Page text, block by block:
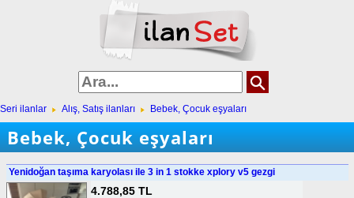
Seri ilanlar Alış, Satış ilanları Bebek, Çocuk eşyaları
Bebek, Çocuk eşyaları
Yenidoğan taşıma karyolası ile 3 in 1 stokke xplory v5 gezgi
4.788,85 TL